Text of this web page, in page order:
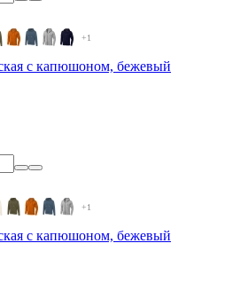
+1
с капюшоном, бежевый
+1
с капюшоном, бежевый